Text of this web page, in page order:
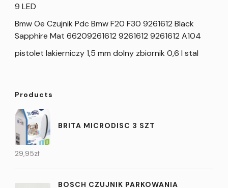
9 LED
Bmw Oe Czujnik Pdc Bmw F20 F30 9261612 Black
Sapphire Mat 66209261612 9261612 9261612 A104
pistolet lakierniczy 1,5 mm dolny zbiornik 0,6 l stal
Products
BRITA MICRODISC 3 SZT
29,95zł
BOSCH CZUJNIK PARKOWANIA